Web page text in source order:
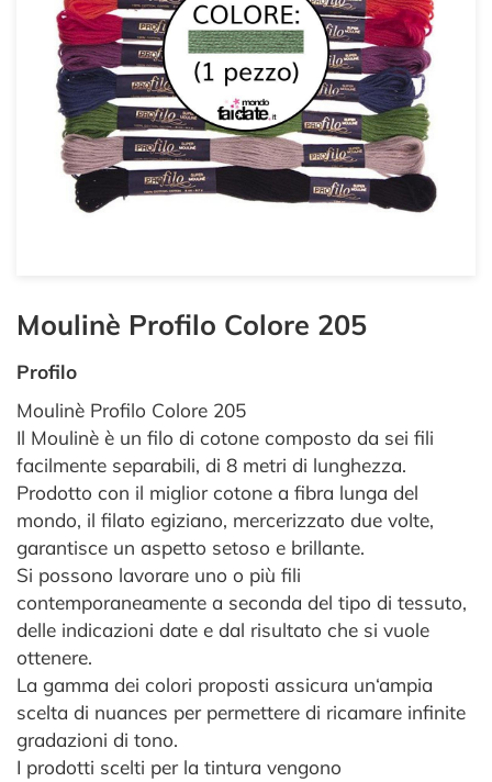
Moulinè Profilo Colore 205
Profilo
Moulinè Profilo Colore 205
Il Moulinè è un filo di cotone composto da sei fili
facilmente separabili, di 8 metri di lunghezza.
Prodotto con il miglior cotone a fibra lunga del
mondo, il filato egiziano, mercerizzato due volte,
garantisce un aspetto setoso e brillante.
Si possono lavorare uno o più fili
contemporaneamente a seconda del tipo di tessuto,
delle indicazioni date e dal risultato che si vuole
ottenere.
La gamma dei colori proposti assicura un‘ampia
scelta di nuances per permettere di ricamare infinite
gradazioni di tono.
I prodotti scelti per la tintura vengono